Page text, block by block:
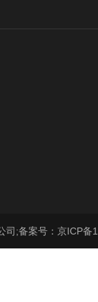
司;备案号：京ICP备